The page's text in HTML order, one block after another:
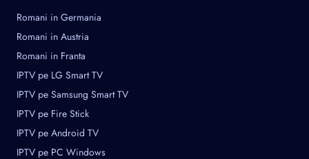
Romani in Germania
Romani in Austria
Romani in Franta
IPTV pe LG Smart TV
IPTV pe Samsung Smart TV
IPTV pe Fire Stick
IPTV pe Android TV
IPTV pe PC Windows